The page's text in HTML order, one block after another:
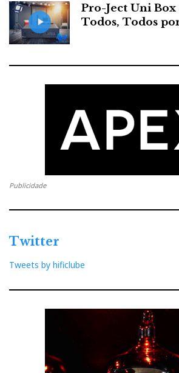
Pro-Ject Uni Box
Todos, Todos
Publicidade
Twitter
Tweets by hificlube